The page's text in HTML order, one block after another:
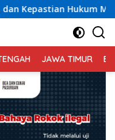
Indonesia Emas 2045
JAWA TIMUR